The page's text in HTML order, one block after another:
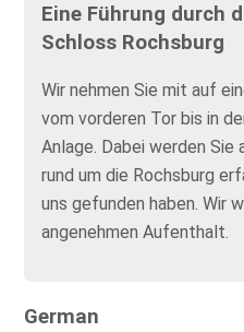
Eine Führung durch
Schloss Rochsburg
Wir nehmen Sie mit auf
vom vorderen Tor bis in
Anlage. Dabei werden
rund um die Rochsburg
uns gefunden haben. Wir
angenehmen Aufenthalt.
German